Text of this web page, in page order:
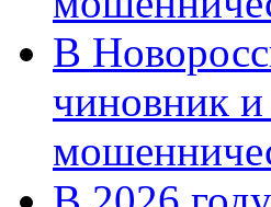
В
чиновник